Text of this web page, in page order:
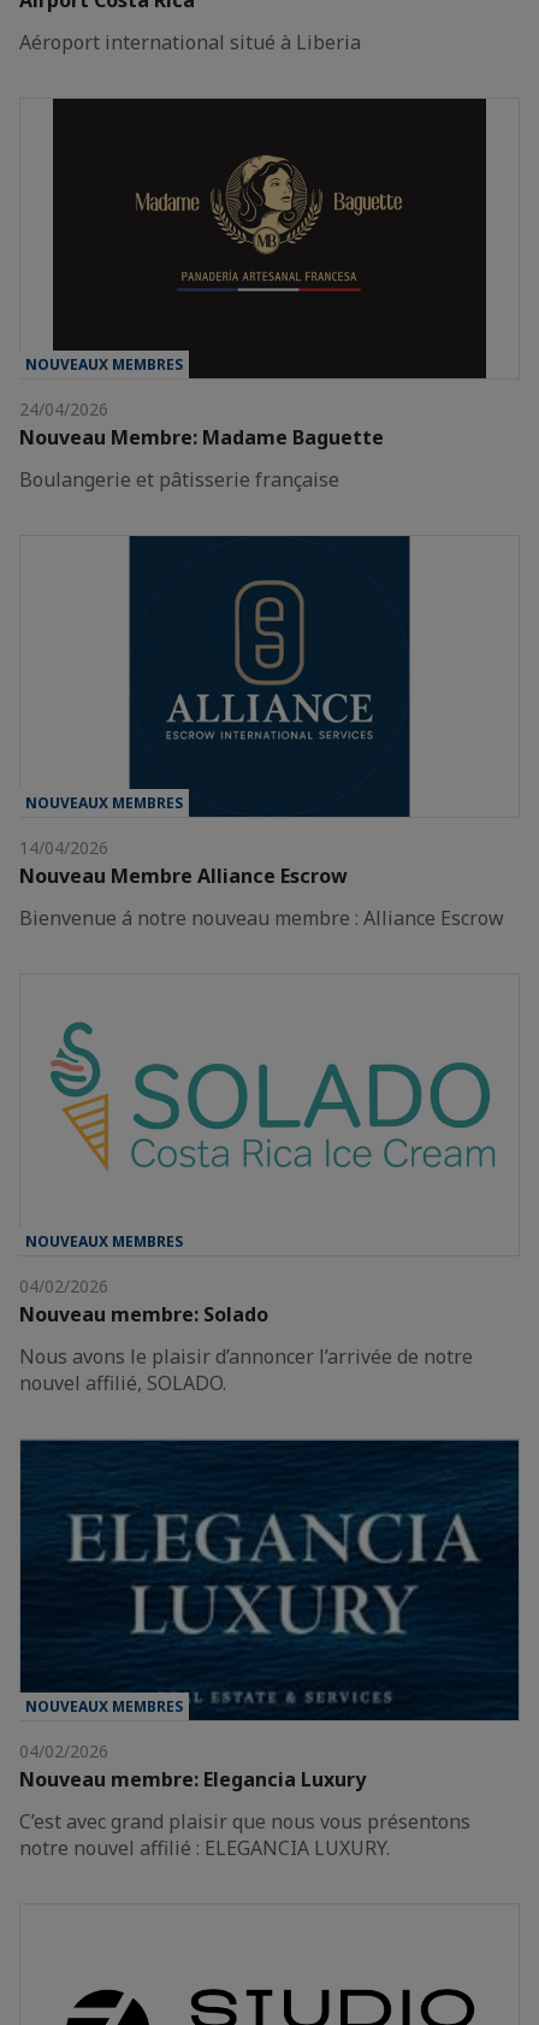
Aéroport international situé à Liberia
NOUVEAUX MEMBRES
24/04/2026
Nouveau Membre: Madame Baguette
Boulangerie et pâtisserie française
NOUVEAUX MEMBRES
14/04/2026
Nouveau Membre Alliance Escrow
Bienvenue á notre nouveau membre : Alliance Escrow
NOUVEAUX MEMBRES
04/02/2026
Nouveau membre: Solado
Nous avons le plaisir d’annoncer l’arrivée de notre
nouvel affilié, SOLADO.
NOUVEAUX MEMBRES
04/02/2026
Nouveau membre: Elegancia Luxury
C’est avec grand plaisir que nous vous présentons
notre nouvel affilié : ELEGANCIA LUXURY.